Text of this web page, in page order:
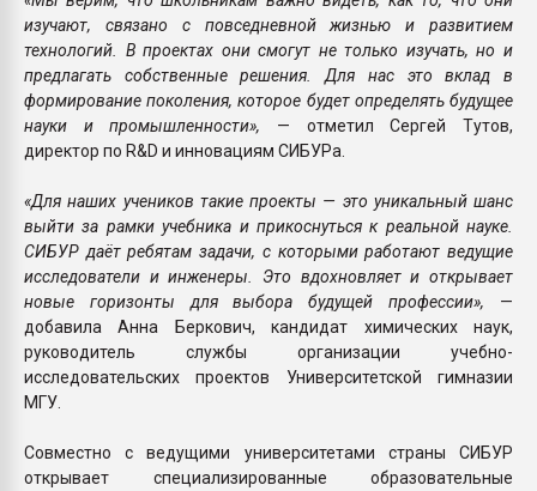
изучают, связано с повседневной жизнью и развитием
технологий. В проектах они смогут не только изучать, но и
предлагать собственные решения. Для нас это вклад в
формирование поколения, которое будет определять будущее
науки и промышленности», — отметил Сергей Тутов,
директор по R&D и инновациям СИБУРа.
«Для наших учеников такие проекты — это уникальный шанс
выйти за рамки учебника и прикоснуться к реальной науке.
СИБУР даёт ребятам задачи, с которыми работают ведущие
исследователи и инженеры. Это вдохновляет и открывает
новые горизонты для выбора будущей профессии», —
добавила Анна Беркович, кандидат химических наук,
руководитель службы организации учебно-
исследовательских проектов Университетской гимназии
МГУ.
Совместно с ведущими университетами страны СИБУР
открывает специализированные образовательные